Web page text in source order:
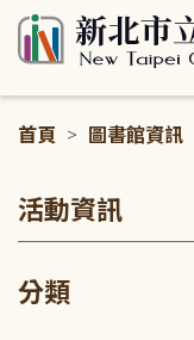
首頁 > 圖書館資訊
活動資訊
分類